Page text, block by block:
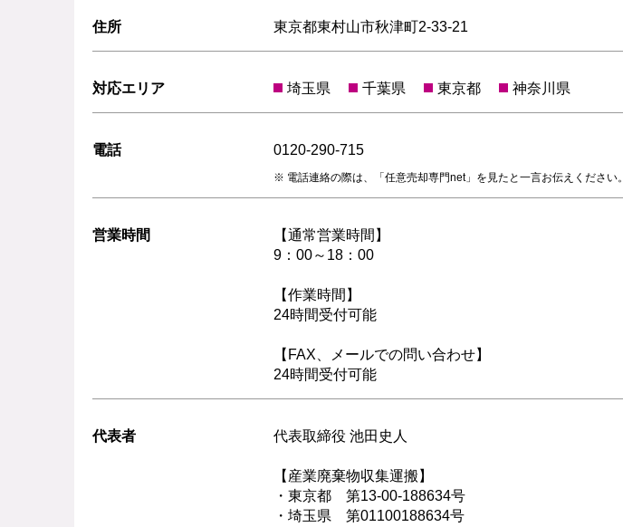
住所 東京都東村山市秋津町2-33-21
対応エリア 埼玉県 千葉県 東京都 神奈川県
電話 0120-290-715
電話連絡の際は、「任意売却専門net」を見たと一言お伝えください。
営業時間
【通常営業時間】
9：00～18：00
【作業時間】
24時間受付可能
【FAX、メールでの問い合わせ】
24時間受付可能
代表者 代表取締役 池田史人
【産業廃棄物収集運搬】
・東京都 第13-00-188634号
・埼玉県 第01100188634号